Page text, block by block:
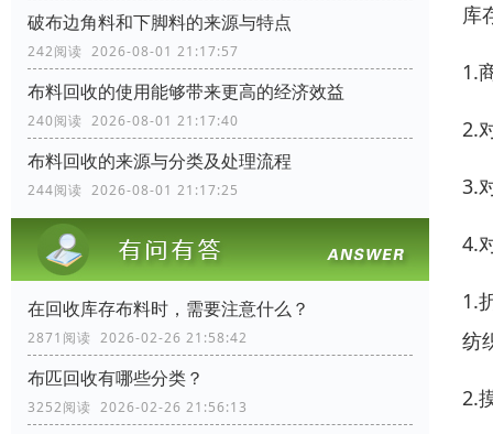
破布边角料和下脚料的来源与特点
242阅读 2026-08-01 21:17:57
布料回收的使用能够带来更高的经济效益
240阅读 2026-08-01 21:17:40
布料回收的来源与分类及处理流程
244阅读 2026-08-01 21:17:25
在回收库存布料时，需要注意什么？
2871阅读 2026-02-26 21:58:42
布匹回收有哪些分类？
3252阅读 2026-02-26 21:56:13
库
1.
2.
3.
4.
1.
纺
2.